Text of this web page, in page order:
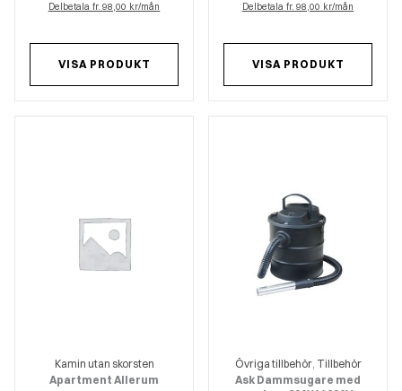
Delbetala fr. 98,00 kr/mån
VISA PRODUKT
Delbetala fr. 98,00 kr/mån
VISA PRODUKT
Kamin utan skorsten
Apartment Allerum
Övriga tillbehör, Tillbehör
Ask Dammsugare med